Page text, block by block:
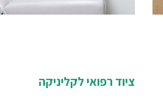
ציוד רפואי לקליניקה